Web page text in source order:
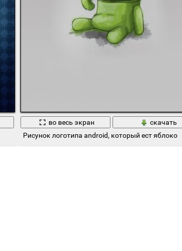
во весь экран
скачать
Рисунок логотипа android, который ест яблоко